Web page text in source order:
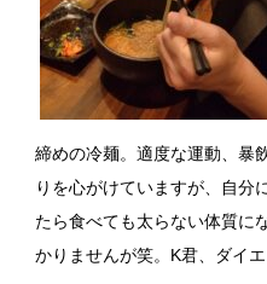
締めの冷麺。適度な運動、暴
りを心がけていますが、自分
たら食べても太らない体質に
かりませんが笑。K君、ダイ